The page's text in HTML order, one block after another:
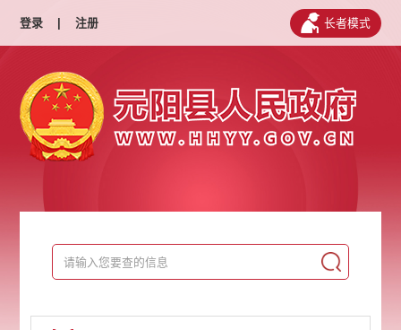
登录 | 注册 长者模式